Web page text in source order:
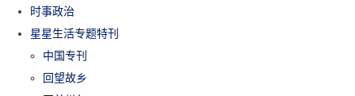
时事政治
星星生活专题特刊
中国专刊
回望故乡